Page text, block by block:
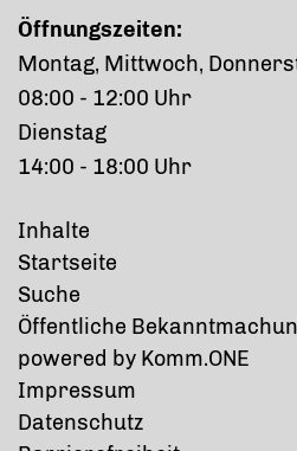
Öffnungszeiten:
Montag, Mittwoch,
08:00 - 12:00 Uhr
Dienstag
14:00 - 18:00 Uhr
Inhalte
Startseite
Suche
Öffentliche
powered by Komm.ONE
Impressum
Datenschutz